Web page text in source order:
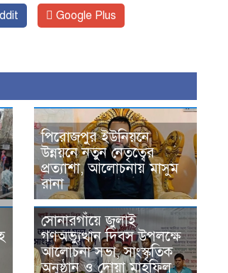
Google Plus
পিরোজপুর ইউনিয়নে
উন্নয়নে নতুন নেতৃত্বের
প্রত্যাশা, আলোচনায় মাসুম
রানা
সোনারগাঁয়ে জুলাই
গণঅভ্যুত্থান দিবস উপলক্ষে
আলোচনা সভা, সাংস্কৃতিক
অনুষ্ঠান ও দোয়া মাহফিল